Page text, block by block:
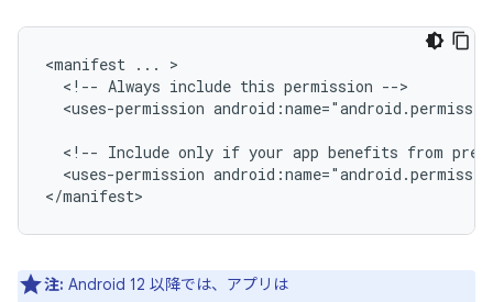
<manifest ...
<!-- Always include this permission
<uses-permission
<!-- Include only if your app benefits from
<uses-permission
注: Android 12 以降では、アプリは